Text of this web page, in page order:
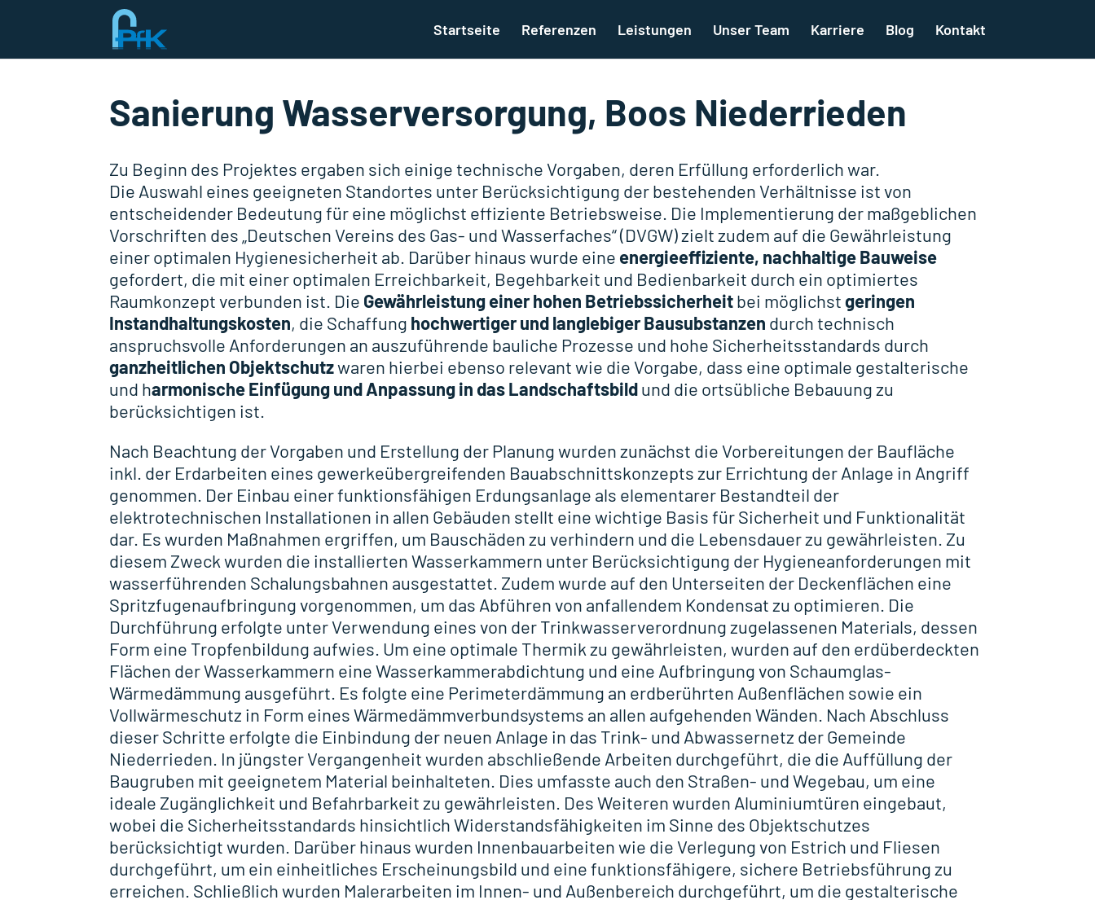
Startseite Referenzen Leistungen Unser Team Karriere Blog Kontakt
Sanierung Wasserversorgung, Boos Niederrieden
Zu Beginn des Projektes ergaben sich einige technische Vorgaben, deren Erfüllung erforderlich war.
Die Auswahl eines geeigneten Standortes unter Berücksichtigung der bestehenden Verhältnisse ist von
entscheidender Bedeutung für eine möglichst effiziente Betriebsweise. Die Implementierung der maßgeblichen
Vorschriften des „Deutschen Vereins des Gas- und Wasserfaches“ (DVGW) zielt zudem auf die Gewährleistung
einer optimalen Hygienesicherheit ab. Darüber hinaus wurde eine energieeffiziente, nachhaltige Bauweise
gefordert, die mit einer optimalen Erreichbarkeit, Begehbarkeit und Bedienbarkeit durch ein optimiertes
Raumkonzept verbunden ist. Die Gewährleistung einer hohen Betriebssicherheitbei möglichstgeringen
Instandhaltungskosten, die Schaffung hochwertiger und langlebiger Bausubstanzen durch technisch
anspruchsvolle Anforderungen an auszuführende bauliche Prozesse und hohe Sicherheitsstandards durch
ganzheitlichen Objektschutzwaren hierbei ebenso relevant wie die Vorgabe, dass eine optimale gestalterische
und harmonische Einfügung und Anpassung in das Landschaftsbildund die ortsübliche Bebauung zu
berücksichtigen ist.
Nach Beachtung der Vorgaben und Erstellung der Planung wurden zunächst die Vorbereitungen der Baufläche
inkl. der Erdarbeiten eines gewerkeübergreifenden Bauabschnittskonzepts zur Errichtung der Anlage in Angriff
genommen. Der Einbau einer funktionsfähigen Erdungsanlage als elementarer Bestandteil der
elektrotechnischen Installationen in allen Gebäuden stellt eine wichtige Basis für Sicherheit und Funktionalität
dar. Es wurden Maßnahmen ergriffen, um Bauschäden zu verhindern und die Lebensdauer zu gewährleisten. Zu
diesem Zweck wurden die installierten Wasserkammern unter Berücksichtigung der Hygieneanforderungen mit
wasserführenden Schalungsbahnen ausgestattet. Zudem wurde auf den Unterseiten der Deckenflächen eine
Spritzfugenaufbringung vorgenommen, um das Abführen von anfallendem Kondensat zu optimieren. Die
Durchführung erfolgte unter Verwendung eines von der Trinkwasserverordnung zugelassenen Materials, dessen
Form eine Tropfenbildung aufwies. Um eine optimale Thermik zu gewährleisten, wurden auf den erdüberdeckten
Flächen der Wasserkammern eine Wasserkammerabdichtung und eine Aufbringung von Schaumglas-
Wärmedämmung ausgeführt. Es folgte eine Perimeterdämmung an erdberührten Außenflächen sowie ein
Vollwärmeschutz in Form eines Wärmedämmverbundsystems an allen aufgehenden Wänden. Nach Abschluss
dieser Schritte erfolgte die Einbindung der neuen Anlage in das Trink- und Abwassernetz der Gemeinde
Niederrieden. In jüngster Vergangenheit wurden abschließende Arbeiten durchgeführt, die die Auffüllung der
Baugruben mit geeignetem Material beinhalteten. Dies umfasste auch den Straßen- und Wegebau, um eine
ideale Zugänglichkeit und Befahrbarkeit zu gewährleisten. Des Weiteren wurden Aluminiumtüren eingebaut,
wobei die Sicherheitsstandards hinsichtlich Widerstandsfähigkeiten im Sinne des Objektschutzes
berücksichtigt wurden. Darüber hinaus wurden Innenbauarbeiten wie die Verlegung von Estrich und Fliesen
durchgeführt, um ein einheitliches Erscheinungsbild und eine funktionsfähigere, sichere Betriebsführung zu
erreichen. Schließlich wurden Malerarbeiten im Innen- und Außenbereich durchgeführt, um die gestalterische